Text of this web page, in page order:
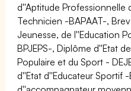
d''Aptitude Professionnelle
Technicien -BAPAAT-,
Jeunesse, de l''Education
BPJEPS-, Diplôme d''Etat
Populaire et du Sport -
d''Etat d''Educateur Sportif